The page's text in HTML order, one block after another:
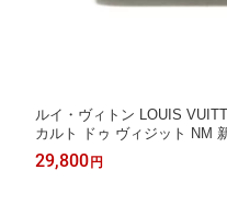
ルイ・ヴィトン LOUIS
カルト ドゥ ヴィジット NM
美品 タイガ ノワール
ブランド【中古】
29,800円